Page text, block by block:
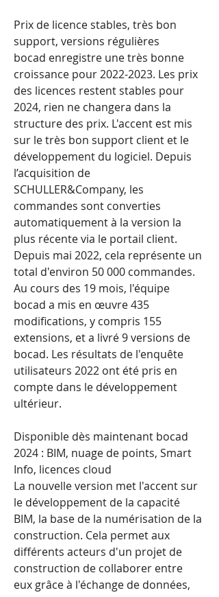
Prix de licence stables, très bon
support, versions régulières
bocad enregistre une très bonne
croissance pour 2022-2023. Les prix
des licences restent stables pour
2024, rien ne changera dans la
structure des prix. L'accent est mis
sur le très bon support client et le
développement du logiciel. Depuis
l’acquisition de
SCHULLER&Company, les
commandes sont converties
automatiquement à la version la
plus récente via le portail client.
Depuis mai 2022, cela représente un
total d'environ 50 000 commandes.
Au cours des 19 mois, l'équipe
bocad a mis en œuvre 435
modifications, y compris 155
extensions, et a livré 9 versions de
bocad. Les résultats de l'enquête
utilisateurs 2022 ont été pris en
compte dans le développement
ultérieur.
Disponible dès maintenant bocad
2024 : BIM, nuage de points, Smart
Info, licences cloud
La nouvelle version met l'accent sur
le développement de la capacité
BIM, la base de la numérisation de la
construction. Cela permet aux
différents acteurs d'un projet de
construction de collaborer entre
eux grâce à l'échange de données,